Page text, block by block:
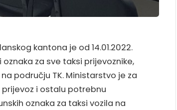
kantona je od 14.01.2022.
za sve taksi prijevoznike,
području TK. Ministarstvo je za
prijevoz i ostalu potrebnu
oznaka za taksi vozila na